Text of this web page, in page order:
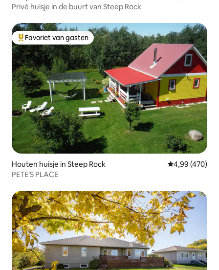
Privé huisje in de buurt van Steep Rock
Topfavoriet van gasten
Favoriet van gasten
Houten huisje in Steep Rock Gemiddelde
4,99 (470)
PETE'S PLACE